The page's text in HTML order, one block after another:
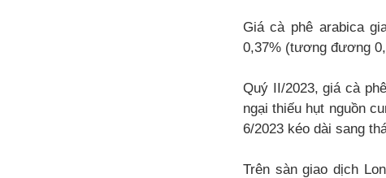
Giá cà phê arabica
0,37% (tương đương
Quý II/2023, giá cà
ngại thiếu hụt nguồn
6/2023 kéo dài sang
Trên sàn giao dịch